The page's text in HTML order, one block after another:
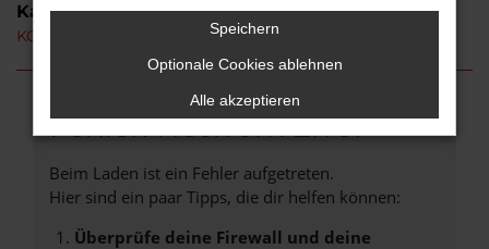
Kategorie
KGM Actyon Neuwagen Ortenberg
Fehler: Network Error
Beim Laden ist ein Fehler aufgetreten.
Hier sind ein paar Tipps, die dir helfen können:
Überprüfe deine Firewall und deine
Speichern
Optionale Cookies ablehnen
Alle akzeptieren